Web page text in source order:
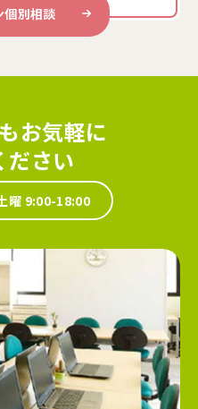
個別相談
お気軽に
ださい
曜 9:00-18:00